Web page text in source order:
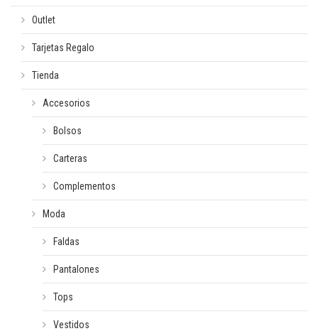
Outlet
Tarjetas Regalo
Tienda
Accesorios
Bolsos
Carteras
Complementos
Moda
Faldas
Pantalones
Tops
Vestidos